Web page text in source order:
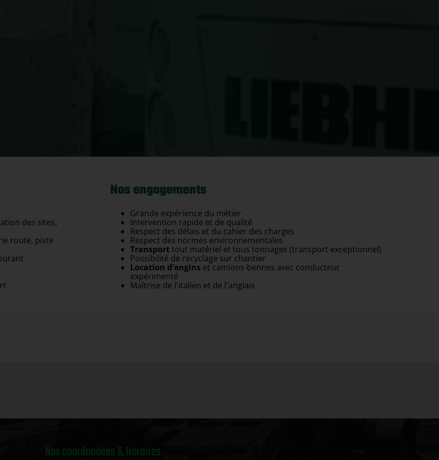
des sites,
route, piste
Nos engagements
Grande expérience du métier
Intervention rapide et de qualité
Respect des délais et du cahier des charges
Respect des normes environnementales
Transport tout matériel et tous tonnages (transport exceptionnel)
Possibilité de recyclage sur chantier
Location d'engins et camions-bennes avec conducteur
expérimenté
Maîtrise de l'italien et de l'anglais
Nos coordonnées & Horaires